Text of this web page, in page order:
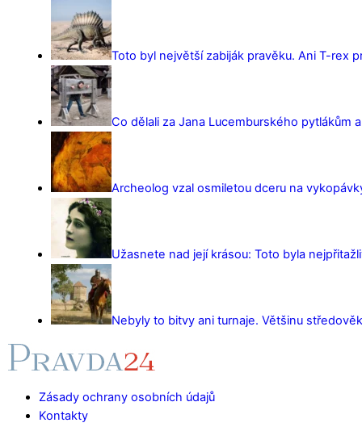
Toto byl největší zabiják pravěku. Ani T-rex
Co dělali za Jana Lucemburského pytlákům
Archeolog vzal osmiletou dceru na
Užasnete nad její krásou: Toto byla
Nebyly to bitvy ani turnaje. Většinu
Zásady ochrany osobních údajů
Kontakty